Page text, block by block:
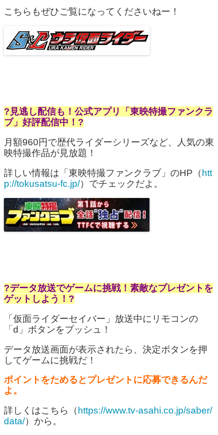
こちらもぜひご覧になってくださいねー！
?見逃し配信も！公式アプリ「東映特撮ファンクラ
ブ」好評配信中！?
月額960円で歴代ライダーシリーズなど、人気の東
映特撮作品が見放題！
詳しい情報は「東映特撮ファンクラブ」のHP（htt
p://tokusatsu-fc.jp/）でチェックだよ。
?データ放送でゲームに挑戦！素敵なプレゼントを
ゲットしよう！?
「仮面ライダーセイバー」放送中にリモコンの
「d」ボタンをプッシュ！
データ放送画面が表示されたら、決定ボタンを押
してゲームに挑戦だ！
ポイントをためるとプレゼントに応募できるんだ
よ。
詳しくはこちら（ https://www.tv-asahi.co.jp/saber/
data/）から。